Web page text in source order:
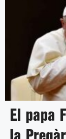
El papa